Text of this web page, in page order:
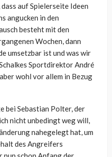
auf Spielerseite Ideen
angucken in den
besteht mit den
Wochen, dann
umsetzbar ist und was wir
Sportdirektor André
wohl vor allem in Bezug
bei Sebastian Polter, der
nicht unbedingt weg will,
nahegelegt hat, um
des Angreifers